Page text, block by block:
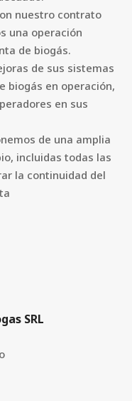
nuestro contrato
una operación
de biogás.
de sus sistemas
biogás en operación,
en sus
de una amplia
incluidas todas las
la continuidad del
SRL